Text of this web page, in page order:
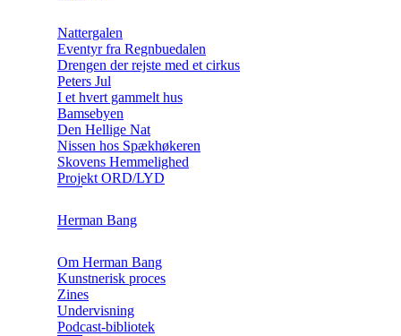
Nattergalen
Eventyr fra Regnbuedalen
Drengen der rejste med et cirkus
Peters Jul
I et hvert gammelt hus
Bamsebyen
Den Hellige Nat
Nissen hos Spækhøkeren
Skovens Hemmelighed
Projekt ORD/LYD
Herman Bang
Om Herman Bang
Kunstnerisk proces
Zines
Undervisning
Podcast-bibliotek